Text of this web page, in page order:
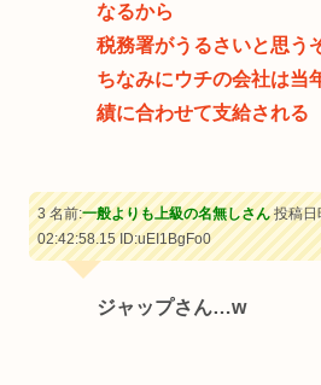
なるから
税務署がうるさいと思う
ちなみにウチの会社は当
績に合わせて支給される
3 名前:一般よりも上級の名無しさん投稿日
02:42:58.15ID:uEI1BgFo0
ジャップさん…w